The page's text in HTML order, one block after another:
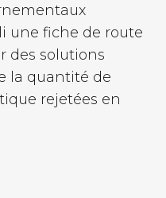
une fiche de route
des solutions
la quantité de
rejetées en